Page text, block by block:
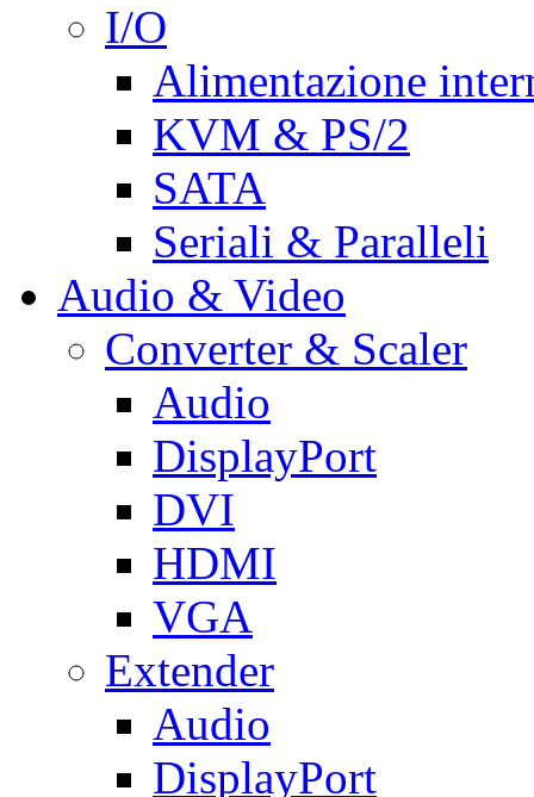
I/O
Alimentazione
KVM & PS/2
SATA
Seriali & Paralleli
Audio & Video
Converter & Scaler
Audio
DisplayPort
DVI
HDMI
VGA
Extender
Audio
DisplayPort